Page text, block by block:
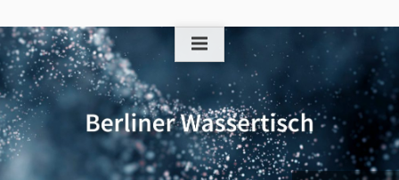
to
content